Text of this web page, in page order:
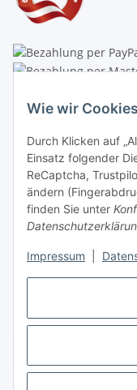
Wie wir
Durch Klicken auf
Einsatz folgender
ReCaptcha,
ändern
finden Sie unter
Impressum
Schauraum & Verkauf
Buchhaltung:
A-3354 Wolfsbach
+43747782730
shop@krippen-
www.krippen-shop.at
* Alle Preise inkl.